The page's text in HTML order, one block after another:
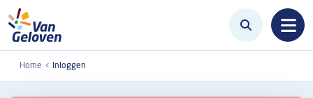
Overslaan en naar de inhoud gaan
Home Inloggen